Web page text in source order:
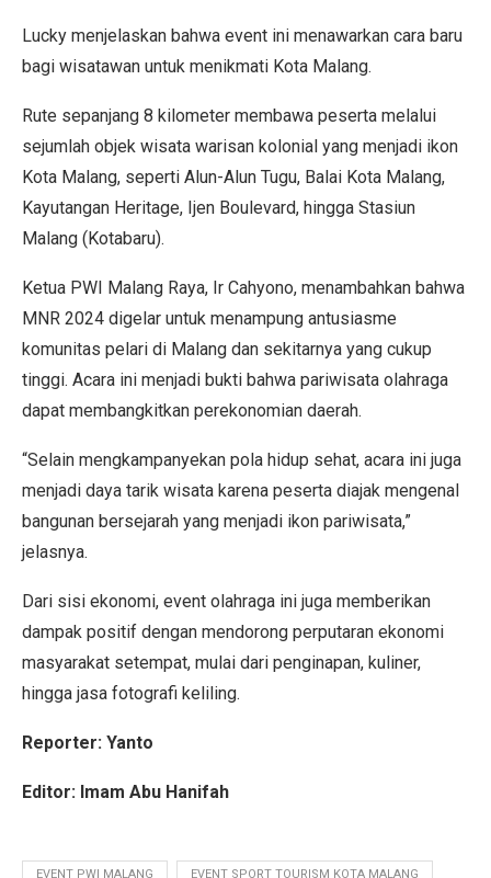
Lucky menjelaskan bahwa event ini menawarkan cara baru
bagi wisatawan untuk menikmati Kota Malang.
Rute sepanjang 8 kilometer membawa peserta melalui
sejumlah objek wisata warisan kolonial yang menjadi ikon
Kota Malang, seperti Alun-Alun Tugu, Balai Kota Malang,
Kayutangan Heritage, Ijen Boulevard, hingga Stasiun
Malang (Kotabaru).
Ketua PWI Malang Raya, Ir Cahyono, menambahkan bahwa
MNR 2024 digelar untuk menampung antusiasme
komunitas pelari di Malang dan sekitarnya yang cukup
tinggi. Acara ini menjadi bukti bahwa pariwisata olahraga
dapat membangkitkan perekonomian daerah.
“Selain mengkampanyekan pola hidup sehat, acara ini juga
menjadi daya tarik wisata karena peserta diajak mengenal
bangunan bersejarah yang menjadi ikon pariwisata,”
jelasnya.
Dari sisi ekonomi, event olahraga ini juga memberikan
dampak positif dengan mendorong perputaran ekonomi
masyarakat setempat, mulai dari penginapan, kuliner,
hingga jasa fotografi keliling.
Reporter: Yanto
Editor: Imam Abu Hanifah
EVENT PWI MALANG EVENT SPORT TOURISM KOTA MALANG